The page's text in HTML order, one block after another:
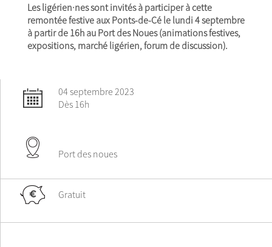
Les ligérien·nes sont invités à participer à cette
remontée festive aux Ponts-de-Cé le lundi 4 septembre
à partir de 16h au Port des Noues (animations festives,
expositions, marché ligérien, forum de discussion).
04 septembre 2023
Dès 16h
Port des noues
Gratuit